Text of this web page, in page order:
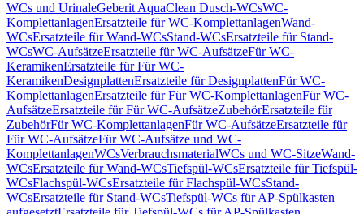
WCs und UrinaleGeberit AquaClean Dusch-WCsWC-
KomplettanlagenErsatzteile für WC-KomplettanlagenWand-
WCsErsatzteile für Wand-WCsStand-WCsErsatzteile für Stand-
WCsWC-AufsätzeErsatzteile für WC-AufsätzeFür WC-
KeramikenErsatzteile für Für WC-
KeramikenDesignplattenErsatzteile für DesignplattenFür WC-
KomplettanlagenErsatzteile für Für WC-KomplettanlagenFür WC-
AufsätzeErsatzteile für Für WC-AufsätzeZubehörErsatzteile für
ZubehörFür WC-KomplettanlagenFür WC-AufsätzeErsatzteile für
Für WC-AufsätzeFür WC-Aufsätze und WC-
KomplettanlagenWCsVerbrauchsmaterialWCs und WC-SitzeWand-
WCsErsatzteile für Wand-WCsTiefspül-WCsErsatzteile für Tiefspül-
WCsFlachspül-WCsErsatzteile für Flachspül-WCsStand-
WCsErsatzteile für Stand-WCsTiefspül-WCs für AP-Spülkasten